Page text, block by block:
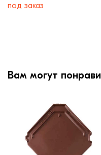
под заказ
Вам могут